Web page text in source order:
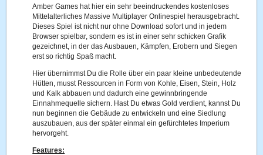
Amber Games hat hier ein sehr beeindruckendes kostenloses
Mittelalterliches Massive Multiplayer Onlinespiel herausgebracht.
Dieses Spiel ist nicht nur ohne Download sofort und in jedem
Browser spielbar, sondern es ist in einer sehr schicken Grafik
gezeichnet, in der das Ausbauen, Kämpfen, Erobern und Siegen
erst so richtig Spaß macht.
Hier übernimmst Du die Rolle über ein paar kleine unbedeutende
Hütten, musst Ressourcen in Form von Kohle, Eisen, Stein, Holz
und Kalk abbauen und dadurch eine gewinnbringende
Einnahmequelle sichern. Hast Du etwas Gold verdient, kannst Du
nun beginnen die Gebäude zu entwickeln und eine Siedlung
auszubauen, aus der später einmal ein gefürchtetes Imperium
hervorgeht.
Features: